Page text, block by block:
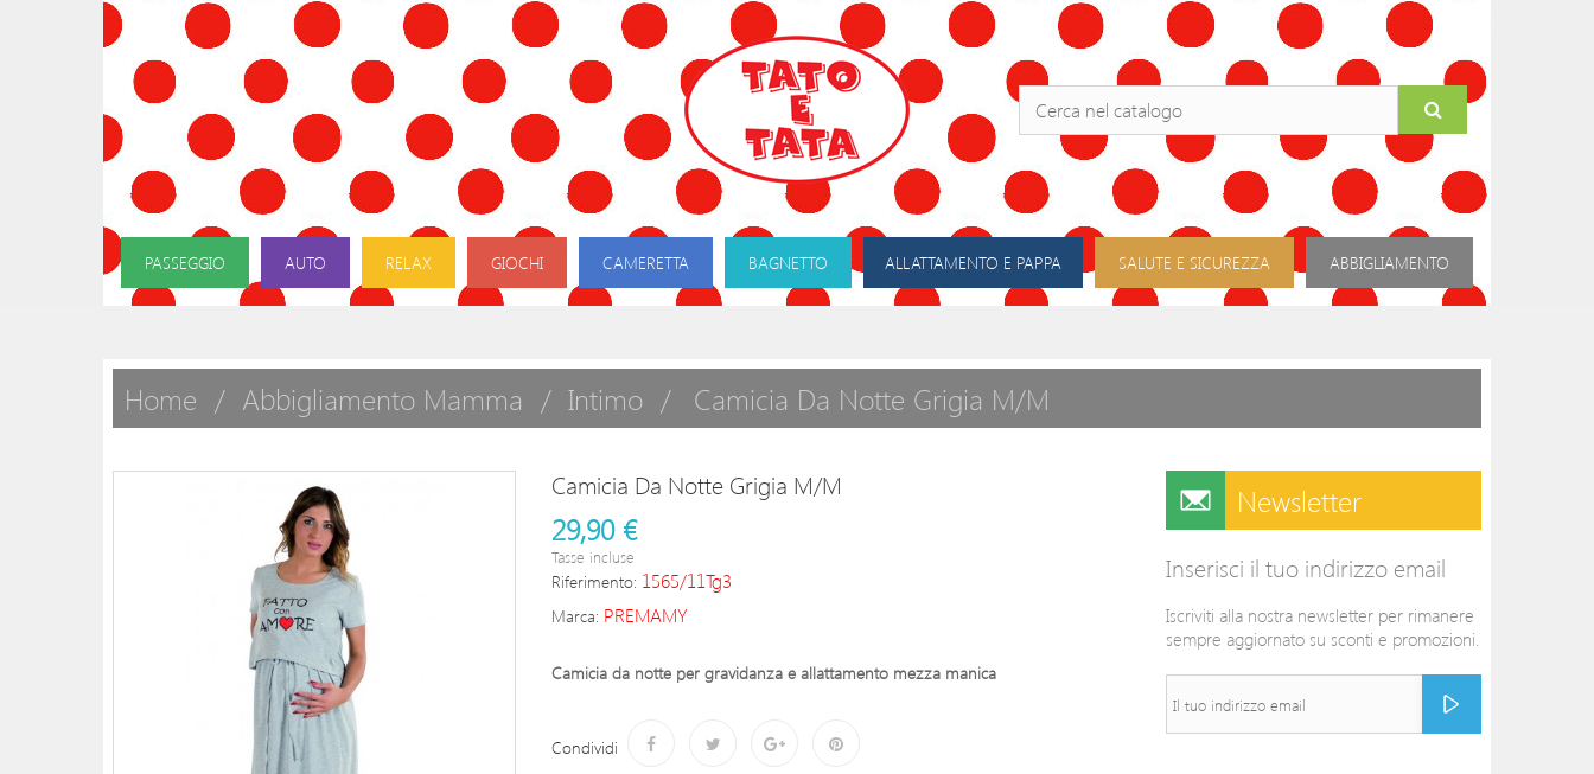
PASSEGGIO AUTO RELAX GIOCHI CAMERETTA BAGNETTO ALLATTAMENTO E PAPPA SALUTE E SICUREZZA ABBIGLIAMENTO
Home Abbigliamento Mamma Intimo Camicia Da Notte Grigia M/M
Camicia Da Notte Grigia M/M
29,90 €
Tasse incluse
Riferimento: 1565/11Tg3
Marca: PREMAMY
Camicia da notte per gravidanza e allattamento mezza manica
Condividi
Newsletter
Inserisci il tuo indirizzo email
Iscriviti alla nostra newsletter per rimanere
sempre aggiornato su sconti e promozioni.